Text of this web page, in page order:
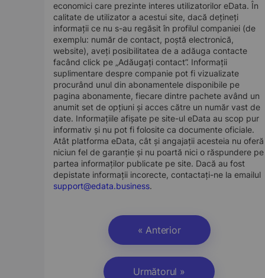
economici care prezinte interes utilizatorilor eData. În
calitate de utilizator a acestui site, dacă dețineți
informații ce nu s-au regăsit în profilul companiei (de
exemplu: număr de contact, poștă electronică,
website), aveți posibilitatea de a adăuga contacte
facând click pe „Adăugați contact”. Informații
suplimentare despre companie pot fi vizualizate
procurând unul din abonamentele disponibile pe
pagina abonamente, fiecare dintre pachete având un
anumit set de opțiuni și acces către un număr vast de
date. Informațiile afișate pe site-ul eData au scop pur
informativ și nu pot fi folosite ca documente oficiale.
Atât platforma eData, cât și angajații acesteia nu oferă
niciun fel de garanție și nu poartă nici o răspundere pe
partea informaților publicate pe site. Dacă au fost
depistate informații incorecte, contactați-ne la emailul
support@edata.business.
« Anterior
Următorul »